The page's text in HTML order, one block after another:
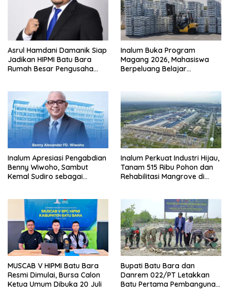
Asrul Hamdani Damanik Siap
Jadikan HIPMI Batu Bara
Rumah Besar Pengusaha
Inalum Buka Program
Magang 2026, Mahasiswa
Berpeluang Belajar
Inalum Apresiasi Pengabdian
Benny Wiwoho, Sambut
Kemal Sudiro sebagai
Inalum Perkuat Industri Hijau,
Tanam 515 Ribu Pohon dan
Rehabilitasi Mangrove di
MUSCAB V HIPMI Batu Bara
Resmi Dimulai, Bursa Calon
Ketua Umum Dibuka 20 Juli
Bupati Batu Bara dan
Danrem 022/PT Letakkan
Batu Pertama Pembangunan